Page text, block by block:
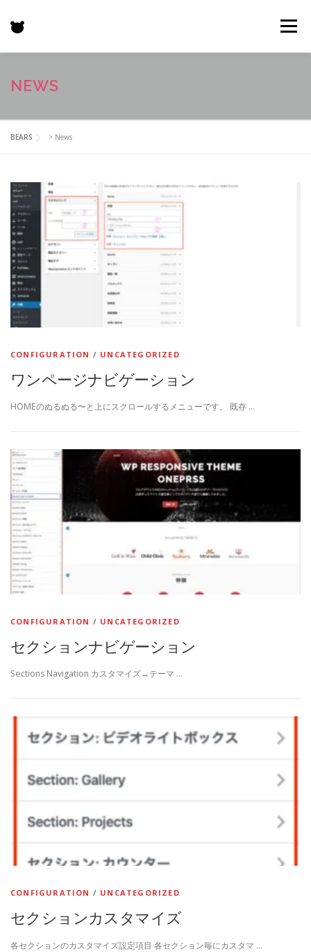
ッ
メニュー
HOME
お問い合わせ SHOP
NEWS
BEARS > News
N
e
w
s
CONFIGURATION / UNCATEGORIZED
ワンページナビゲーション
HOMEのぬるぬる〜と上にスクロールするメニューです。 既存 …
CONFIGURATION / UNCATEGORIZED
セクションナビゲーション
Sections Navigation カスタマイズ→テーマ …
CONFIGURATION / UNCATEGORIZED
セクションカスタマイズ
各セクションのカスタマイズ設定項目 各セクション毎にカスタマ …